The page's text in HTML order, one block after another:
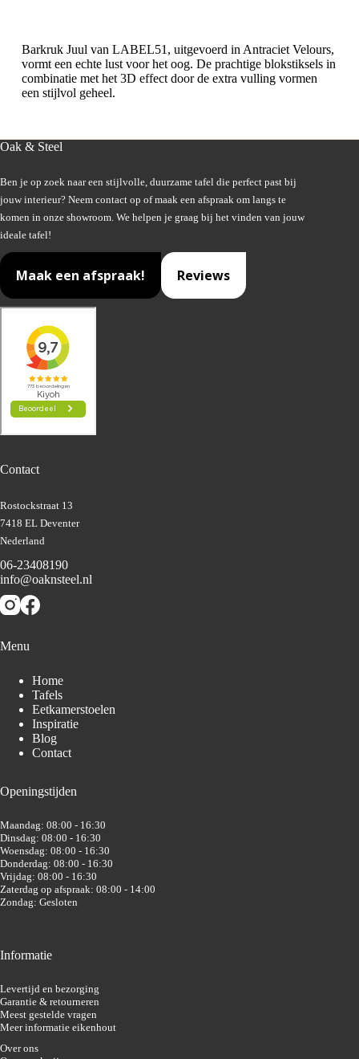
Barkruk Juul van LABEL51, uitgevoerd in Antraciet Velours,
vormt een echte lust voor het oog. De prachtige blokstiksels in
combinatie met het 3D effect door de extra vulling vormen
een stijlvol geheel.
Oak & Steel
Ben je op zoek naar een stijlvolle, duurzame tafel die perfect past bij
jouw interieur? Neem contact op of maak een afspraak om langs te
komen in onze showroom. We helpen je graag bij het vinden van jouw
ideale tafel!
Maak een afspraak! Reviews
Contact
Rostockstraat 13
7418 EL Deventer
Nederland
06-23408190
info@oaknsteel.nl
Menu
Home
Tafels
Eetkamerstoelen
Inspiratie
Blog
Contact
Openingstijden
Maandag: 08:00 - 16:30
Dinsdag: 08:00 - 16:30
Woensdag: 08:00 - 16:30
Donderdag: 08:00 - 16:30
Vrijdag: 08:00 - 16:30
Zaterdag op afspraak: 08:00 - 14:00
Zondag: Gesloten
Informatie
Levertijd en bezorging
Garantie & retourneren
Meest gestelde vragen
Meer informatie eikenhout
Over ons